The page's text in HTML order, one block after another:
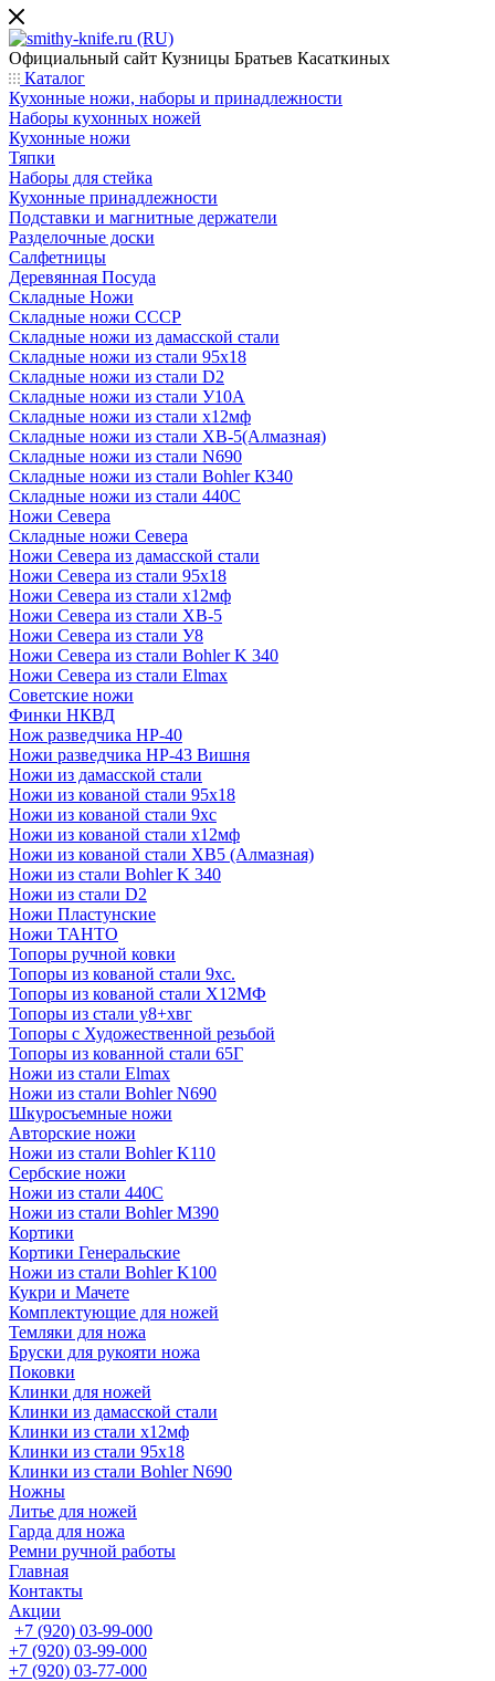
Официальный сайт Кузницы Братьев Касаткиных
Каталог
Кухонные ножи, наборы и принадлежности
Наборы кухонных ножей
Кухонные ножи
Тяпки
Наборы для стейка
Кухонные принадлежности
Подставки и магнитные держатели
Разделочные доски
Салфетницы
Деревянная Посуда
Складные Ножи
Cкладные ножи СССР
Складные ножи из дамасской стали
Складные ножи из стали 95х18
Складные ножи из стали D2
Складные ножи из стали У10А
Складные ножи из стали х12мф
Складные ножи из стали ХВ-5(Алмазная)
Складные ножи из стали N690
Складные ножи из стали Bohler К340
Складные ножи из стали 440С
Ножи Севера
Складные ножи Севера
Ножи Севера из дамасской стали
Ножи Севера из стали 95х18
Ножи Севера из стали х12мф
Ножи Севера из стали ХВ-5
Ножи Севера из стали У8
Ножи Севера из стали Bohler K 340
Ножи Севера из стали Elmax
Советские ножи
Финки НКВД
Нож разведчика НР-40
Ножи разведчика НР-43 Вишня
Ножи из дамасской стали
Ножи из кованой стали 95х18
Ножи из кованой стали 9хс
Ножи из кованой стали х12мф
Ножи из кованой стали ХВ5 (Алмазная)
Ножи из стали Bohler K 340
Ножи из стали D2
Ножи Пластунские
Ножи ТАНТО
Топоры ручной ковки
Топоры из кованой стали 9хс.
Топоры из кованой стали Х12МФ
Топоры из стали у8+хвг
Топоры с Художественной резьбой
Топоры из кованной стали 65Г
Ножи из стали Elmax
Ножи из стали Bohler N690
Шкуросъемные ножи
Авторские ножи
Ножи из стали Bohler K110
Сербские ножи
Ножи из стали 440С
Ножи из стали Bohler M390
Кортики
Кортики Генеральские
Ножи из стали Bohler K100
Кукри и Мачете
Комплектующие для ножей
Темляки для ножа
Бруски для рукояти ножа
Поковки
Клинки для ножей
Клинки из дамасской стали
Клинки из стали х12мф
Клинки из стали 95х18
Клинки из стали Bohler N690
Ножны
Литье для ножей
Гарда для ножа
Ремни ручной работы
Главная
Контакты
Акции
+7 (920) 03-99-000
+7 (920) 03-99-000
+7 (920) 03-77-000